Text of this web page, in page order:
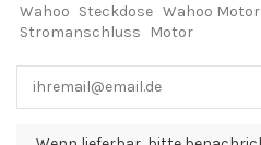
Wahoo Steckdose Wahoo Motor
Stromanschluss
Motor